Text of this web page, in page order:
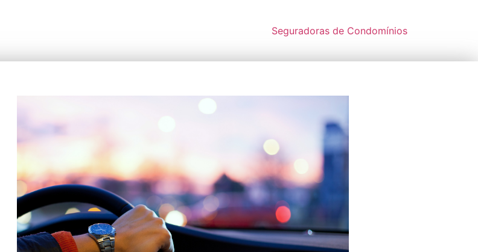
Seguradoras de Condomínios